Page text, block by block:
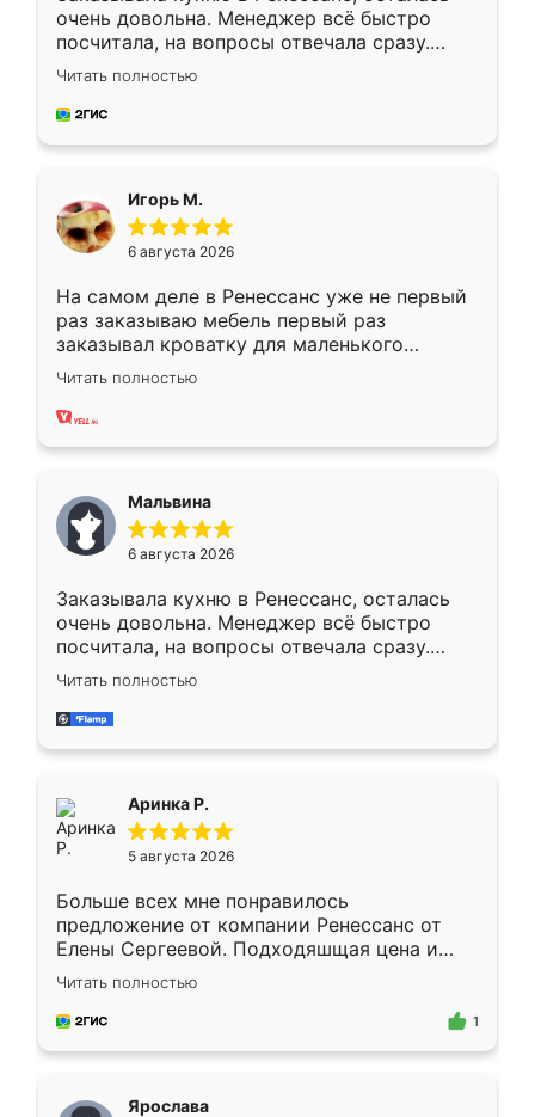
очень довольна. Менеджер всё быстро
посчитала, на вопросы отвечала сразу.
Замерщик приехал в субботу, подошёл к
делу со всей ответственностью. Собрали
за день, ребята работали аккуратно, даже
Читать полностью
Игорь М.
6 августа 2026
На самом деле в Ренессанс уже не первый
раз заказываю мебель первый раз
заказывал кроватку для маленького
ребёнка при его рождении ,во второй раз
заказал шкаф-купе. По качеству очень
хорошее сборка достаточно быстрая,
меньше, здесь же он более разнообразный.
Мне нравится ,если что-то потребуется из
мебели буду заказывать только здесь.
Читать полностью
Мальвина
6 августа 2026
Заказывала кухню в Ренессанс, осталась
очень довольна. Менеджер всё быстро
посчитала, на вопросы отвечала сразу.
Замерщик приехал в субботу, подошёл к
делу со всей ответственностью. Собрали
за день, ребята работали аккуратно, даже
Читать полностью
Аринка Р.
5 августа 2026
Больше всех мне понравилось
предложение от компании Ренессанс от
Елены Сергеевой. Подходяшщая цена и
короткие сроки изготовления. Приехавший
для замера сотрудник Владислав
предложил по моему эскизу самый
Читать полностью
1
Ярослава